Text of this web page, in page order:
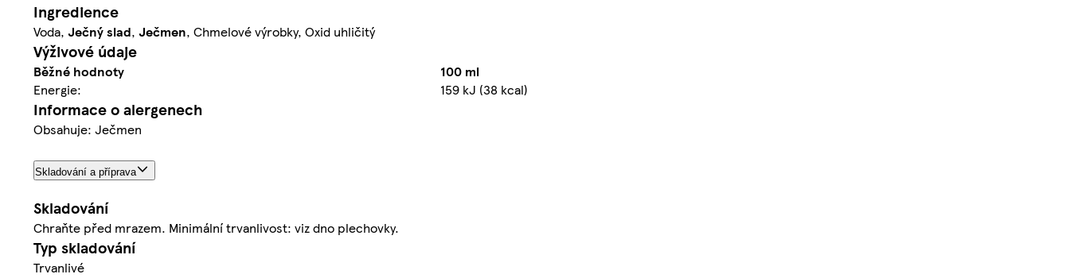
Ingredience
Voda, Ječnýslad, Ječmen, Chmelové výrobky, Oxid uhličitý
Výživové údaje
Běžné hodnoty
100 ml
Energie:
159 kJ (38 kcal)
Informace o alergenech
Obsahuje: Ječmen
Skladování a příprava
Skladování
Chraňte před mrazem. Minimální trvanlivost: viz dno plechovky.
Typ skladování
Trvanlivé